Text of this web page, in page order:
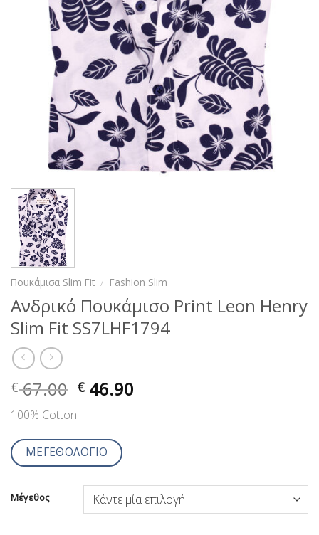
Πουκάμισα Slim Fit / Fashion Slim
Ανδρικό Πουκάμισο Print Leon Henry
Slim Fit SS7LHF1794
€67.00 € 46.90
100% Cotton
ΜΕΓΕΘΟΛΟΓΙΟ
Μέγεθος